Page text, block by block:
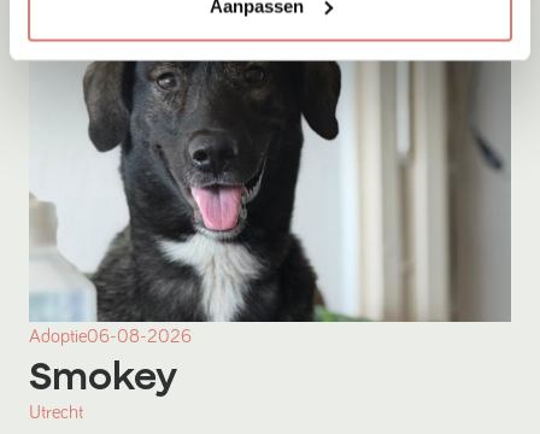
Aanpassen
Adoptie06-08-2026
Smokey
Utrecht